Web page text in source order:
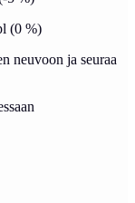
(0 %)
neuvoon ja seuraa